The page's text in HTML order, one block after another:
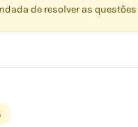
de resolver as